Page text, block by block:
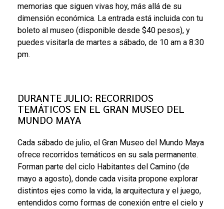
memorias que siguen vivas hoy, más allá de su
dimensión económica. La entrada está incluida con tu
boleto al museo (disponible desde $40 pesos), y
puedes visitarla de martes a sábado, de 10 am a 8:30
pm.
DURANTE JULIO: RECORRIDOS
TEMÁTICOS EN EL GRAN MUSEO DEL
MUNDO MAYA
Cada sábado de julio, el Gran Museo del Mundo Maya
ofrece recorridos temáticos en su sala permanente.
Forman parte del ciclo Habitantes del Camino (de
mayo a agosto), donde cada visita propone explorar
distintos ejes como la vida, la arquitectura y el juego,
entendidos como formas de conexión entre el cielo y